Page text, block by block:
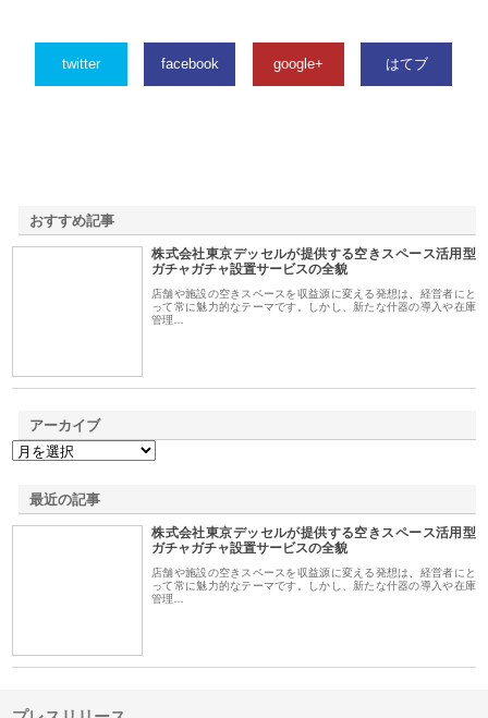
twitter facebook google+ はてブ
おすすめ記事
株式会社東京デッセルが提供する空きスペース活用型
ガチャガチャ設置サービスの全貌
店舗や施設の空きスペースを収益源に変える発想は、経営者にと
って常に魅力的なテーマです。しかし、新たな什器の導入や在庫
管理…
アーカイブ
最近の記事
株式会社東京デッセルが提供する空きスペース活用型
ガチャガチャ設置サービスの全貌
店舗や施設の空きスペースを収益源に変える発想は、経営者にと
って常に魅力的なテーマです。しかし、新たな什器の導入や在庫
管理…